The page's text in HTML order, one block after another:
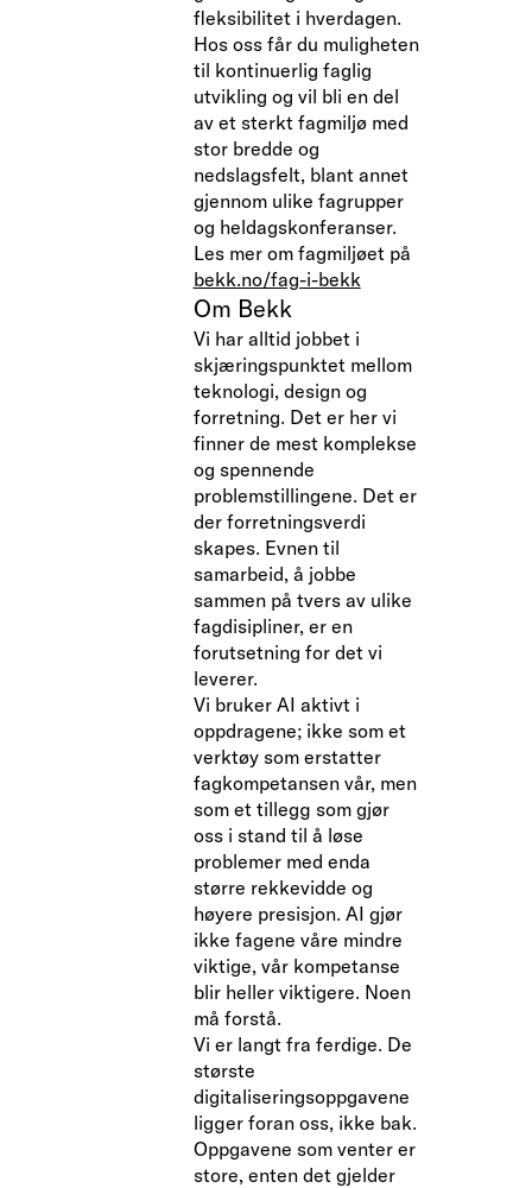
fleksibilitet i hverdagen.
Hos oss får du muligheten
til kontinuerlig faglig
utvikling og vil bli en del
av et sterkt fagmiljø med
stor bredde og
nedslagsfelt, blant annet
gjennom ulike fagrupper
og heldagskonferanser.
Les mer om fagmiljøet på
bekk.no/fag-i-bekk
Om Bekk
Vi har alltid jobbet i
skjæringspunktet mellom
teknologi, design og
forretning. Det er her vi
finner de mest komplekse
og spennende
problemstillingene. Det er
der forretningsverdi
skapes. Evnen til
samarbeid, å jobbe
sammen på tvers av ulike
fagdisipliner, er en
forutsetning for det vi
leverer.
Vi bruker AI aktivt i
oppdragene; ikke som et
verktøy som erstatter
fagkompetansen vår, men
som et tillegg som gjør
oss i stand til å løse
problemer med enda
større rekkevidde og
høyere presisjon. AI gjør
ikke fagene våre mindre
viktige, vår kompetanse
blir heller viktigere. Noen
må forstå.
Vi er langt fra ferdige. De
største
digitaliseringsoppgavene
ligger foran oss, ikke bak.
Oppgavene som venter er
store, enten det gjelder